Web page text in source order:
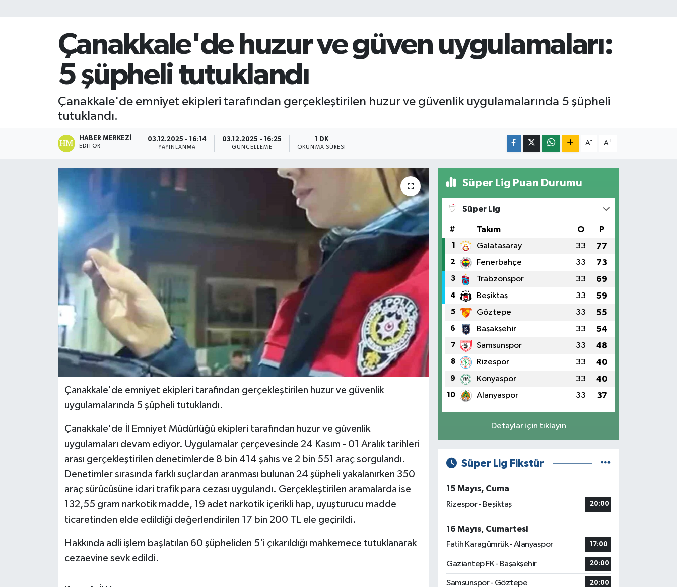
Çanakkale'de huzur ve güven uygulamaları:
5 şüpheli tutuklandı
Çanakkale'de emniyet ekipleri tarafından gerçekleştirilen huzur ve güvenlik uygulamalarında 5 şüpheli
tutuklandı.
HABER MERKEZI
EDITÖR
03.12.2025 - 16:14
YAYINLANMA
03.12.2025 - 16:25
GÜNCELLEME
1 DK
OKUNMA SÜRESI
A- A+
Çanakkale'de emniyet ekipleri tarafından gerçekleştirilen huzur ve güvenlik
uygulamalarında 5 şüpheli tutuklandı.
Çanakkale'de İl Emniyet Müdürlüğü ekipleri tarafından huzur ve güvenlik
uygulamaları devam ediyor. Uygulamalar çerçevesinde 24 Kasım - 01 Aralık tarihleri
arası gerçekleştirilen denetimlerde 8 bin 414 şahıs ve 2 bin 551 araç sorgulandı.
Denetimler sırasında farklı suçlardan aranması bulunan 24 şüpheli yakalanırken 350
araç sürücüsüne idari trafik para cezası uygulandı. Gerçekleştirilen aramalarda ise
132,55 gram narkotik madde, 19 adet narkotik içerikli hap, uyuşturucu madde
ticaretinden elde edildiği değerlendirilen 17 bin 200 TL ele geçirildi.
Hakkında adli işlem başlatılan 60 şüpheliden 5'i çıkarıldığı mahkemece tutuklanarak
cezaevine sevk edildi.
Süper Lig Puan Durumu
Süper Lig
# Takım O P
1 Galatasaray 33 77
2 Fenerbahçe 33 73
3 Trabzonspor 33 69
4 Beşiktaş 33 59
5 Göztepe 33 55
6 Başakşehir 33 54
7 Samsunspor 33 48
8 Rizespor 33 40
9 Konyaspor 33 40
10 Alanyaspor 33 37
Detaylar için tıklayın
Süper Lig Fikstür
15 Mayıs, Cuma
Rizespor - Beşiktaş
20:00
16 Mayıs, Cumartesi
Fatih Karagümrük - Alanyaspor
17:00
Gaziantep FK - Başakşehir 20:00
Samsunspor - Göztepe 20:00